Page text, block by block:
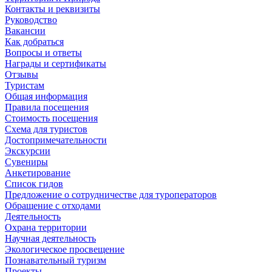
Контакты и реквизиты
Руководство
Вакансии
Как добраться
Вопросы и ответы
Награды и сертификаты
Отзывы
Туристам
Общая информация
Правила посещения
Стоимость посещения
Схема для туристов
Достопримечательности
Экскурсии
Сувениры
Анкетирование
Список гидов
Предложение о сотрудничестве для туроператоров
Обращение с отходами
Деятельность
Охрана территории
Научная деятельность
Экологическое просвещение
Познавательный туризм